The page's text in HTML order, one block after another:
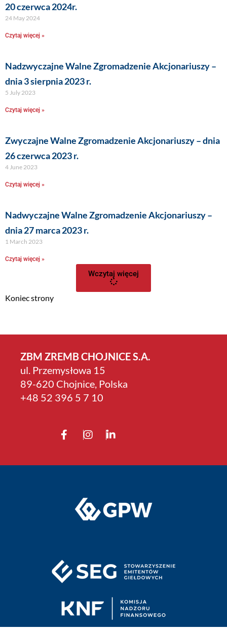
20 czerwca 2024r.
24 May 2024
Czytaj więcej »
Nadzwyczajne Walne Zgromadzenie Akcjonariuszy –
dnia 3 sierpnia 2023 r.
5 July 2023
Czytaj więcej »
Zwyczajne Walne Zgromadzenie Akcjonariuszy – dnia
26 czerwca 2023 r.
4 June 2023
Czytaj więcej »
Nadwyczajne Walne Zgromadzenie Akcjonariuszy –
dnia 27 marca 2023 r.
1 March 2023
Czytaj więcej »
Wczytaj więcej
Koniec strony
ZBM ZREMB CHOJNICE S.A.
ul. Przemysłowa 15
89-620 Chojnice, Polska
+4­8 52 396 5 7 10